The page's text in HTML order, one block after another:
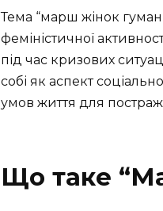
Тема “марш жінок
феміністичної
під час кризових
собі як аспект
умов життя для
Що таке